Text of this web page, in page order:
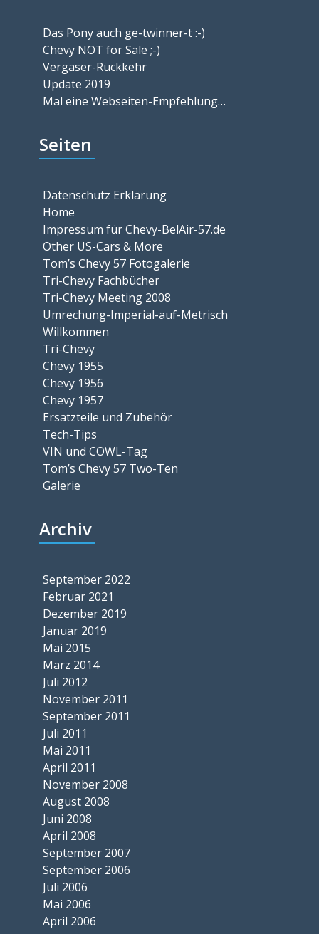
Das Pony auch ge-twinner-t :-)
Chevy NOT for Sale ;-)
Vergaser-Rückkehr
Update 2019
Mal eine Webseiten-Empfehlung…
Seiten
Datenschutz Erklärung
Home
Impressum für Chevy-BelAir-57.de
Other US-Cars & More
Tom’s Chevy 57 Fotogalerie
Tri-Chevy Fachbücher
Tri-Chevy Meeting 2008
Umrechung-Imperial-auf-Metrisch
Willkommen
Tri-Chevy
Chevy 1955
Chevy 1956
Chevy 1957
Ersatzteile und Zubehör
Tech-Tips
VIN und COWL-Tag
Tom’s Chevy 57 Two-Ten
Galerie
Archiv
September 2022
Februar 2021
Dezember 2019
Januar 2019
Mai 2015
März 2014
Juli 2012
November 2011
September 2011
Juli 2011
Mai 2011
April 2011
November 2008
August 2008
Juni 2008
April 2008
September 2007
September 2006
Juli 2006
Mai 2006
April 2006